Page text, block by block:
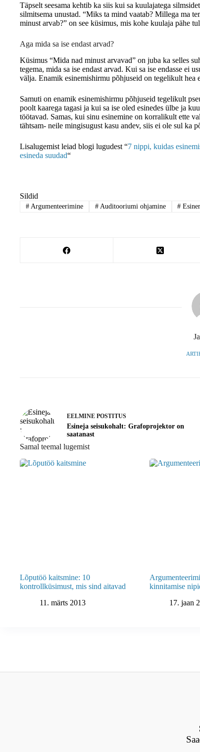
Täpselt seesama kehtib ka siis kui sa kuulajatega
silmitsema unustad. “Miks ta mind vaatab? Millega ma
minust arvab?” on see küsimus, mis kohe kuulaja pähe
Aga mida sa ise endast arvad?
Küsimus “Mida nad minust arvavad” on juba ka selles
tegema, mida sa ise endast arvad. Kui sa ise endasse ei
välja. Enamik esinemishirmu põhjuseid on tegelikult hea
Samuti on enamik esinemishirmu põhjuseid tegelikult
poolt kaarega tagasi ja kui sa ise oled esinedes ülbe ja
töötavad. Samas, kui sinu esinemine on korralikult ette
tähtsam- neile mingisugust kasu andev, siis ei ole sul ka
Lisalugemist leiad blogi lugudest “7 nippi, kuidas
esineda suudad“
Sildid
#Argumenteerimine #Auditooriumi ohjamine #
EELMINE POSTITUS
Esineja seisukohalt: Grafoprojektor on
saatanast
Samal teemal lugemist
Lõputöö kaitsmine: 10
kontrollküsimust, mis sind aitavad
11. märts 2013
kinnitamise
17. jaan